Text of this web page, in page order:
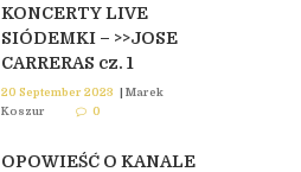
KONCERTY LIVE
SIÓDEMKI – >>JOSE
CARRERAS cz. 1
20 September 2023
Marek
Koszur
0
OPOWIEŚĆ O KANALE